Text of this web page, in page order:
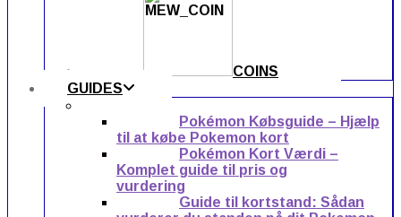
COINS
GUIDES
Pokémon Købsguide – Hjælp
til at købe Pokemon kort
Pokémon Kort Værdi –
Komplet guide til pris og
vurdering
Guide til kortstand: Sådan